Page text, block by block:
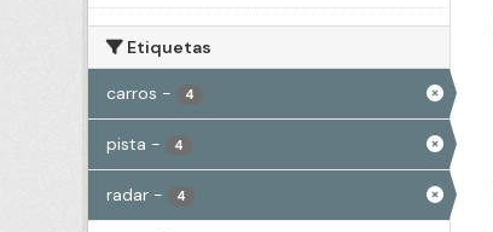
Etiquetas
carros - 4
pista - 4
radar - 4